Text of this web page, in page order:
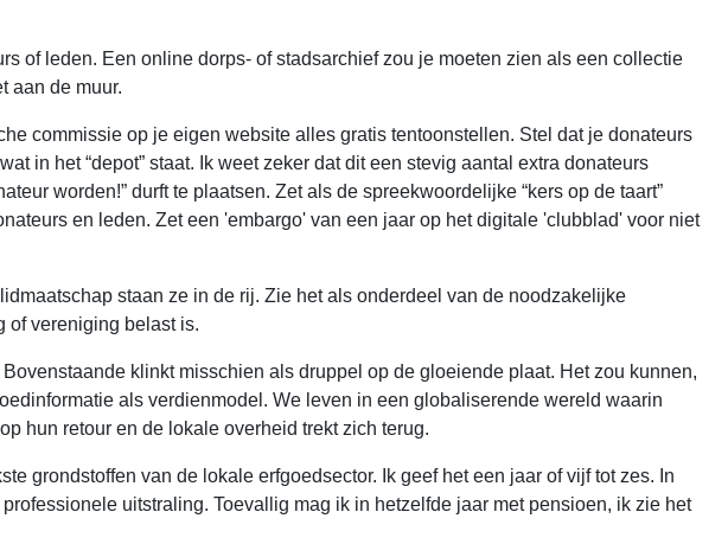
of leden. Een online dorps- of stadsarchief zou je moeten zien als een collectie
aan de muur.
commissie op je eigen website alles gratis tentoonstellen. Stel dat je donateurs
in het “depot” staat. Ik weet zeker dat dit een stevig aantal extra donateurs
worden!” durft te plaatsen. Zet als de spreekwoordelijke “kers op de taart”
en leden. Zet een 'embargo' van een jaar op het digitale 'clubblad' voor niet
staan ze in de rij. Zie het als onderdeel van de noodzakelijke
of vereniging belast is.
klinkt misschien als druppel op de gloeiende plaat. Het zou kunnen,
als verdienmodel. We leven in een globaliserende wereld waarin
hun retour en de lokale overheid trekt zich terug.
grondstoffen van de lokale erfgoedsector. Ik geef het een jaar of vijf tot zes. In
uitstraling. Toevallig mag ik in hetzelfde jaar met pensioen, ik zie het